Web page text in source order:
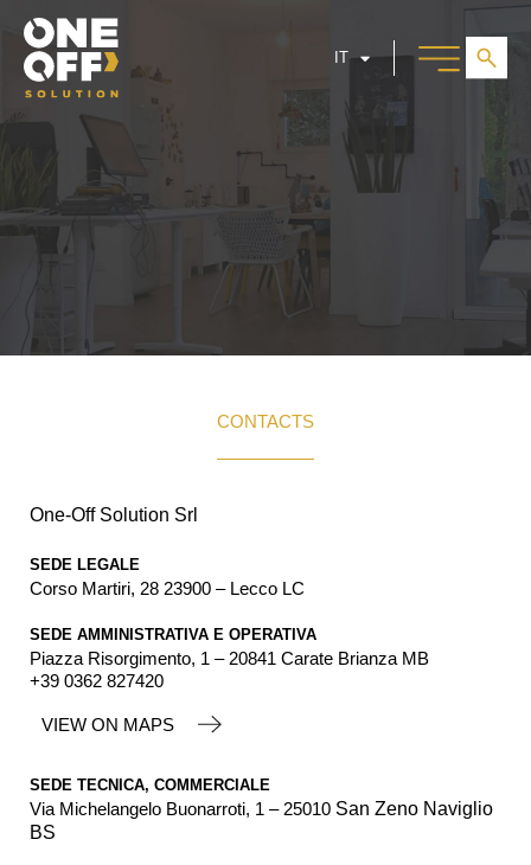
IT
CONTACTS
One-Off Solution Srl
SEDE LEGALE
Corso Martiri, 28 23900 – Lecco LC
SEDE AMMINISTRATIVA E OPERATIVA
Piazza Risorgimento, 1 – 20841 Carate Brianza MB
+39 0362 827420
VIEW ON MAPS
SEDE TECNICA, COMMERCIALE
Via Michelangelo Buonarroti, 1 – 25010 San Zeno Naviglio
BS